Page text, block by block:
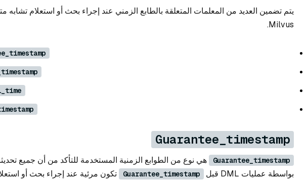
يتم تضمين العديد من المعلمات المتعلقة بالطابع الزمني عند إجراء بحث أو استعلام تشابه
Milvus.
Guarantee_timestamp
Guarantee_timestamp
هي نوع من الطوابع الزمنية المستخدمة للتأكد من أن جميع
بواسطة عمليات DML قبل
Guarantee_timestamp تكون مرئية عند إجراء بحث أو